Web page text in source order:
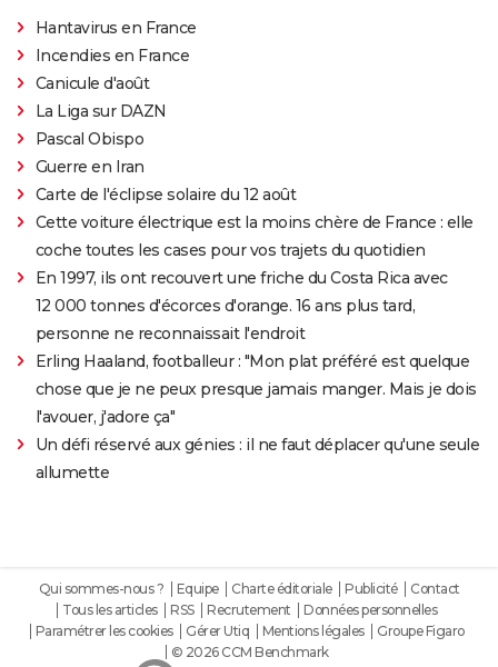
Hantavirus en France
Incendies en France
Canicule d'août
La Liga sur DAZN
Pascal Obispo
Guerre en Iran
Carte de l'éclipse solaire du 12 août
Cette voiture électrique est la moins chère de France : elle
coche toutes les cases pour vos trajets du quotidien
En 1997, ils ont recouvert une friche du Costa Rica avec
12 000 tonnes d'écorces d'orange. 16 ans plus tard,
personne ne reconnaissait l'endroit
Erling Haaland, footballeur : "Mon plat préféré est quelque
chose que je ne peux presque jamais manger. Mais je dois
l'avouer, j'adore ça"
Un défi réservé aux génies : il ne faut déplacer qu'une seule
allumette
Qui sommes-nous ? Equipe Charte éditoriale Publicité
Contact
Tous les articles
RSS Recrutement
Données personnelles
Paramétrer les cookies
Gérer Utiq Mentions légales
Groupe Figaro
© 2026 CCM Benchmark